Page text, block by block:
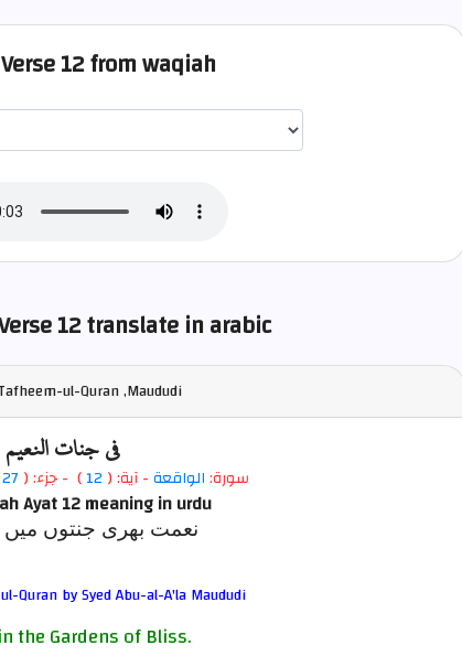
12 from waqiah
12 translate in arabic
ul-Quran ,Maududi
في جنات النعيم
سورة:الواقعة- آية: ( 12
) - جزء: ( 27
Ayat 12meaning in urdu
نعمت بھری جنتوں
Quran by Syed Abu-al-A'la Maududi
the Gardens of Bliss.